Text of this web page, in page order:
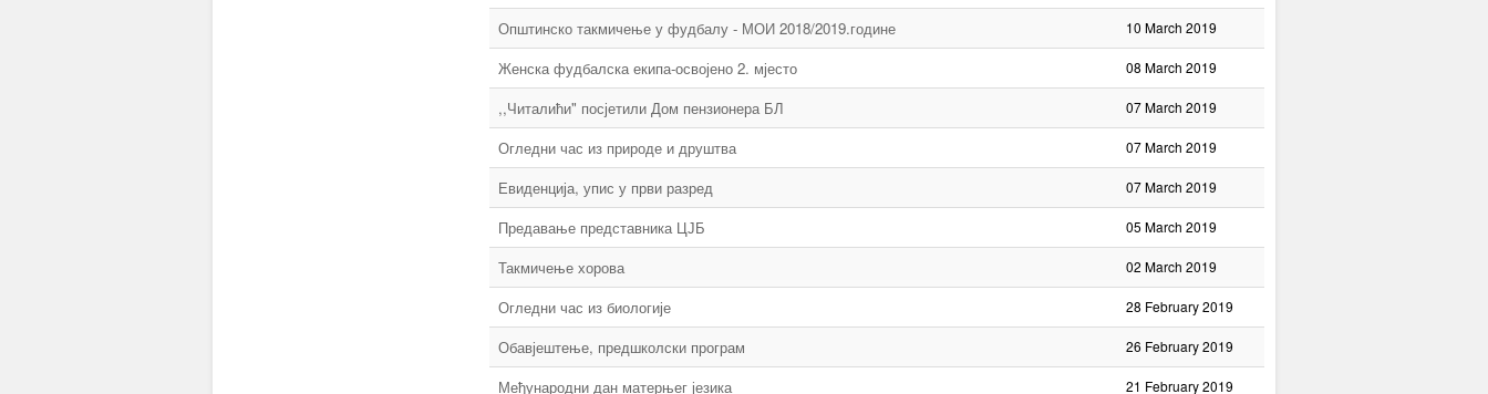
Општинско такмичење у фудбалу - МОИ 2018/2019.године 10 March 2019
Женска фудбалска екипа-освојено 2. мјесто 08 March 2019
,,Читалићи" посјетили Дом пензионера БЛ 07 March 2019
Огледни час из природе и друштва 07 March 2019
Евиденција, упис у први разред 07 March 2019
Предавање представника ЦЈБ 05 March 2019
Такмичење хорова 02 March 2019
Огледни час из биологије 28 February 2019
Обавјештење, предшколски програм 26 February 2019
Међународни дан матерњег језика 21 February 2019